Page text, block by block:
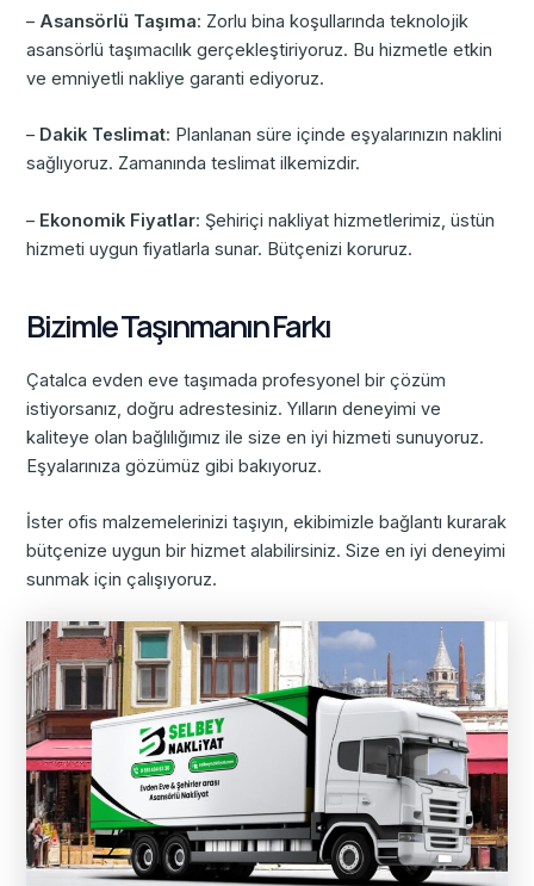
– Asansörlü Taşıma: Zorlu bina koşullarında teknolojik
asansörlü taşımacılık gerçekleştiriyoruz. Bu hizmetle etkin
ve emniyetli nakliye garanti ediyoruz.
– Dakik Teslimat: Planlanan süre içinde eşyalarınızın naklini
sağlıyoruz. Zamanında teslimat ilkemizdir.
– Ekonomik Fiyatlar: Şehiriçi nakliyat hizmetlerimiz, üstün
hizmeti uygun fiyatlarla sunar. Bütçenizi koruruz.
Bizimle Taşınmanın Farkı
Çatalca evden eve taşımada profesyonel bir çözüm
istiyorsanız, doğru adrestesiniz. Yılların deneyimi ve
kaliteye olan bağlılığımız ile size en iyi hizmeti sunuyoruz.
Eşyalarınıza gözümüz gibi bakıyoruz.
İster ofis malzemelerinizi taşıyın, ekibimizle bağlantı kurarak
bütçenize uygun bir hizmet alabilirsiniz. Size en iyi deneyimi
sunmak için çalışıyoruz.